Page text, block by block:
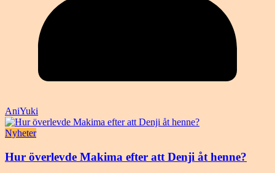
AniYuki
Nyheter
Hur överlevde Makima efter att Denji åt henne?